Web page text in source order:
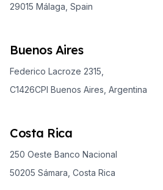
29015 Málaga, Spain
Buenos Aires
Federico Lacroze 2315,
C1426CPI Buenos Aires, Argentina
Costa Rica
250 Oeste Banco Nacional
50205 Sámara, Costa Rica